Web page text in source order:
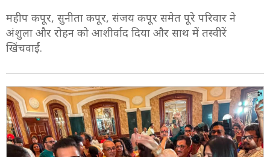
महीप कपूर, सुनीता कपूर, संजय कपूर समेत पूरे परिवार ने
अंशुला और रोहन को आशीर्वाद दिया और साथ में तस्वीरें
खिंचवाईं.